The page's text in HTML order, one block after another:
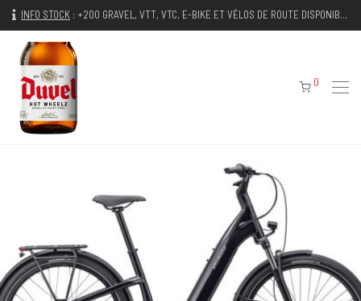
INFO STOCK : +200 GRAVEL, VTT, VTC, E-BIKE ET VÉLOS DE ROUTE DISPONIBLES IMMÉDIATEMENT
0